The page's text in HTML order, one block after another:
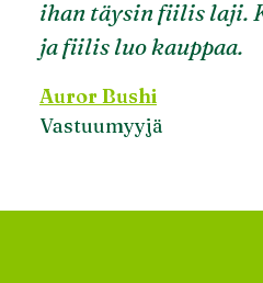
ihan täysin fiilis laji.
ja fiilis luo kauppaa.
Auror Bushi
Vastuumyyjä